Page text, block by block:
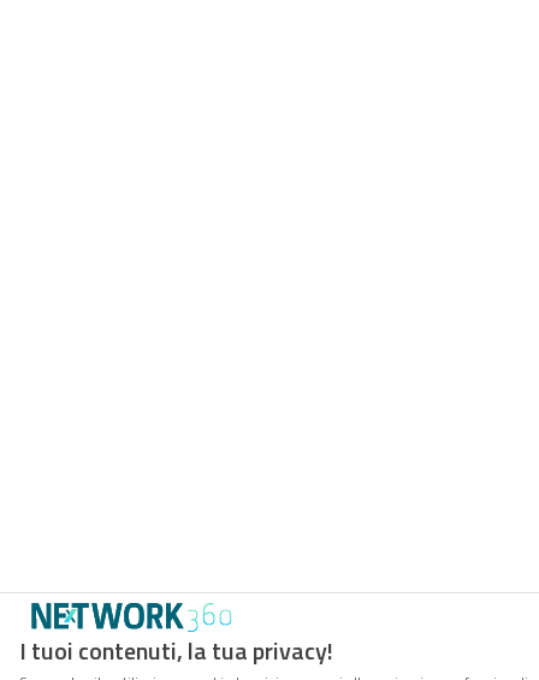
I tuoi contenuti, la tua privacy!